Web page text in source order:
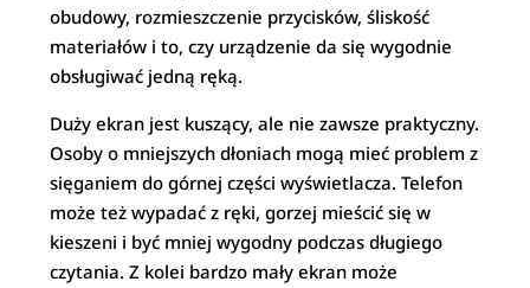
obudowy, rozmieszczenie przycisków, śliskość
materiałów i to, czy urządzenie da się wygodnie
obsługiwać jedną ręką.
Duży ekran jest kuszący, ale nie zawsze praktyczny.
Osoby o mniejszych dłoniach mogą mieć problem z
sięganiem do górnej części wyświetlacza. Telefon
może też wypadać z ręki, gorzej mieścić się w
kieszeni i być mniej wygodny podczas długiego
czytania. Z kolei bardzo mały ekran może